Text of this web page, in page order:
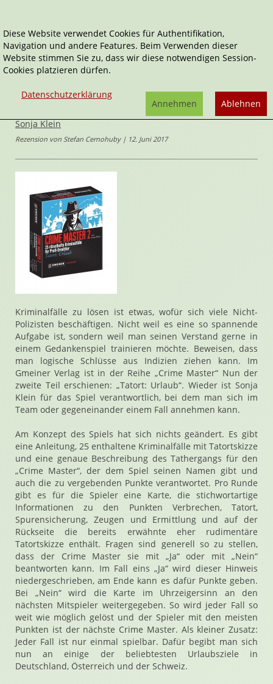
Home Spiele
Knoblen & Rätsel
Crime Master 2 - Tatort: Urlaub
Crime Master
Crime Master 2 - Tatort: Urlaub von
Sonja Klein
Rezension von Stefan Cernohuby | 12. Juni 2017
Kriminalfälle zu lösen ist etwas, wofür sich viele Nicht-
Polizisten beschäftigen. Nicht weil es eine so spannende
Aufgabe ist, sondern weil man seinen Verstand gerne in
einem Gedankenspiel trainieren möchte. Beweisen, dass
man logische Schlüsse aus Indizien ziehen kann. Im
Gmeiner Verlag ist in der Reihe „Crime Master“ Nun der
zweite Teil erschienen: „Tatort: Urlaub“. Wieder ist Sonja
Klein für das Spiel verantwortlich, bei dem man sich im
Team oder gegeneinander einem Fall annehmen kann.
Am Konzept des Spiels hat sich nichts geändert. Es gibt
eine Anleitung, 25 enthaltene Kriminalfälle mit Tatortskizze
und eine genaue Beschreibung des Tathergangs für den
„Crime Master“, der dem Spiel seinen Namen gibt und
auch die zu vergebenden Punkte verantwortet. Pro Runde
gibt es für die Spieler eine Karte, die stichwortartige
Informationen zu den Punkten Verbrechen, Tatort,
Spurensicherung, Zeugen und Ermittlung und auf der
Rückseite die bereits erwähnte eher rudimentäre
Tatortskizze enthält. Fragen sind generell so zu stellen,
dass der Crime Master sie mit „Ja“ oder mit „Nein“
beantworten kann. Im Fall eins „Ja“ wird dieser Hinweis
niedergeschrieben, am Ende kann es dafür Punkte geben.
Bei „Nein“ wird die Karte im Uhrzeigersinn an den
nächsten Mitspieler weitergegeben. So wird jeder Fall so
weit wie möglich gelöst und der Spieler mit den meisten
Punkten ist der nächste Crime Master. Als kleiner Zusatz:
Jeder Fall ist nur einmal spielbar. Dafür begibt man sich
nun an einige der beliebtesten Urlaubsziele in
Deutschland, Österreich und der Schweiz.
Diese Website verwendet Cookies für Authentifikation,
Navigation und andere Features. Beim Verwenden dieser
Website stimmen Sie zu, dass wir diese notwendigen Session-
Cookies platzieren dürfen.
Datenschutzerklärung
Ablehnen
Annehmen